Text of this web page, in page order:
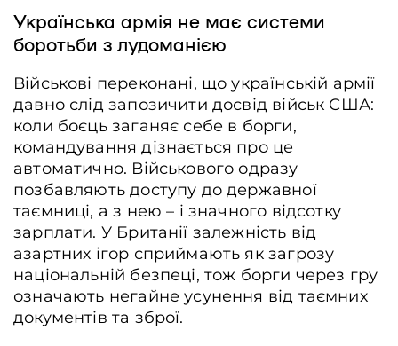
Українська армія не має системи
боротьби з лудоманією
Військові переконані, що українській армії
давно слід запозичити досвід військ США:
коли боєць заганяє себе в борги,
командування дізнається про це
автоматично. Військового одразу
позбавляють доступу до державної
таємниці, а з нею – і значного відсотку
зарплати. У Британії залежність від
азартних ігор сприймають як загрозу
національній безпеці, тож борги через гру
означають негайне усунення від таємних
документів та зброї.